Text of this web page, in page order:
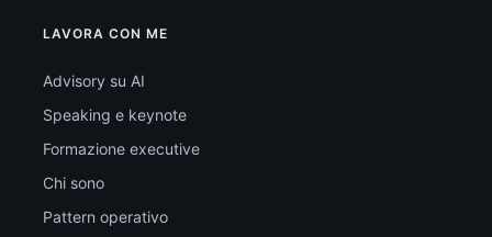
LAVORA CON ME
Advisory su AI
Speaking e keynote
Formazione executive
Chi sono
Pattern operativo